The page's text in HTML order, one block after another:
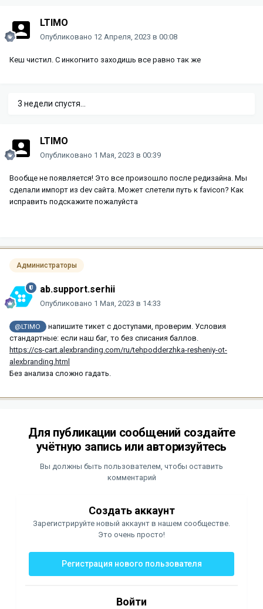
LTIMO
Опубликовано 12 Апреля, 2023 в 00:08
Кеш чистил. С инкогнито заходишь все равно так же
3 недели спустя...
LTIMO
Опубликовано 1 Мая, 2023 в 00:39
Вообще не появляется! Это все произошло после редизайна. Мы
сделали импорт из dev сайта. Может слетели путь к favicon? Как
исправить подскажите пожалуйста
Администраторы
ab.support.serhii
Опубликовано 1 Мая, 2023 в 14:33
@LTIMO
напишите тикет с доступами, проверим. Условия
стандартные: если наш баг, то без списания баллов.
https://cs-cart.alexbranding.com/ru/tehpodderzhka-resheniy-ot-
alexbranding.html
Без анализа сложно гадать.
Для публикации сообщений создайте
учётную запись или авторизуйтесь
Вы должны быть пользователем, чтобы оставить
комментарий
Создать аккаунт
Зарегистрируйте новый аккаунт в нашем сообществе.
Это очень просто!
Регистрация нового пользователя
Войти